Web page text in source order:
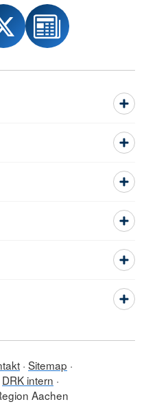
Sitemap
DRK intern
Aachen